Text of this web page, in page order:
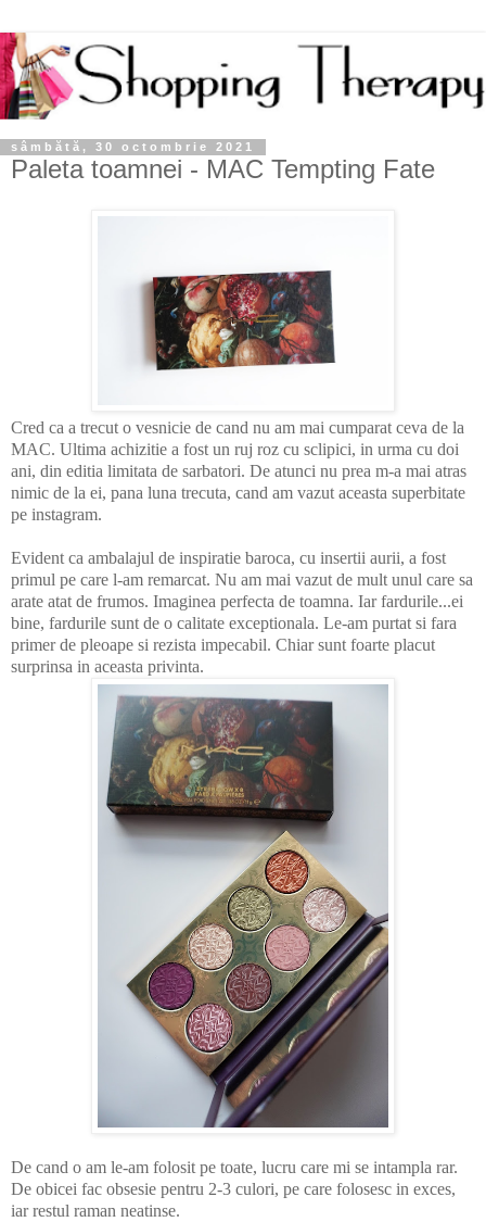
sâmbătă, 30 octombrie 2021
Paleta toamnei - MAC Tempting Fate
Cred ca a trecut o vesnicie de cand nu am mai cumparat ceva de la
MAC. Ultima achizitie a fost un ruj roz cu sclipici, in urma cu doi
ani, din editia limitata de sarbatori. De atunci nu prea m-a mai atras
nimic de la ei, pana luna trecuta, cand am vazut aceasta superbitate
pe instagram.
Evident ca ambalajul de inspiratie baroca, cu insertii aurii, a fost
primul pe care l-am remarcat. Nu am mai vazut de mult unul care sa
arate atat de frumos. Imaginea perfecta de toamna. Iar fardurile...ei
bine, fardurile sunt de o calitate exceptionala. Le-am purtat si fara
primer de pleoape si rezista impecabil. Chiar sunt foarte placut
surprinsa in aceasta privinta.
De cand o am le-am folosit pe toate, lucru care mi se intampla rar.
De obicei fac obsesie pentru 2-3 culori, pe care folosesc in exces,
iar restul raman neatinse.